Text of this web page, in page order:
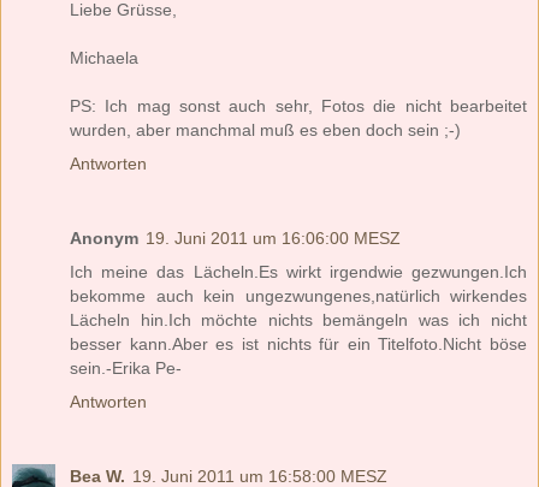
Liebe Grüsse,
Michaela
PS: Ich mag sonst auch sehr, Fotos die nicht bearbeitet
wurden, aber manchmal muß es eben doch sein ;-)
Antworten
Anonym 19. Juni 2011 um 16:06:00 MESZ
Ich meine das Lächeln.Es wirkt irgendwie gezwungen.Ich
bekomme auch kein ungezwungenes,natürlich wirkendes
Lächeln hin.Ich möchte nichts bemängeln was ich nicht
besser kann.Aber es ist nichts für ein Titelfoto.Nicht böse
sein.-Erika Pe-
Antworten
Bea W. 19. Juni 2011 um 16:58:00 MESZ